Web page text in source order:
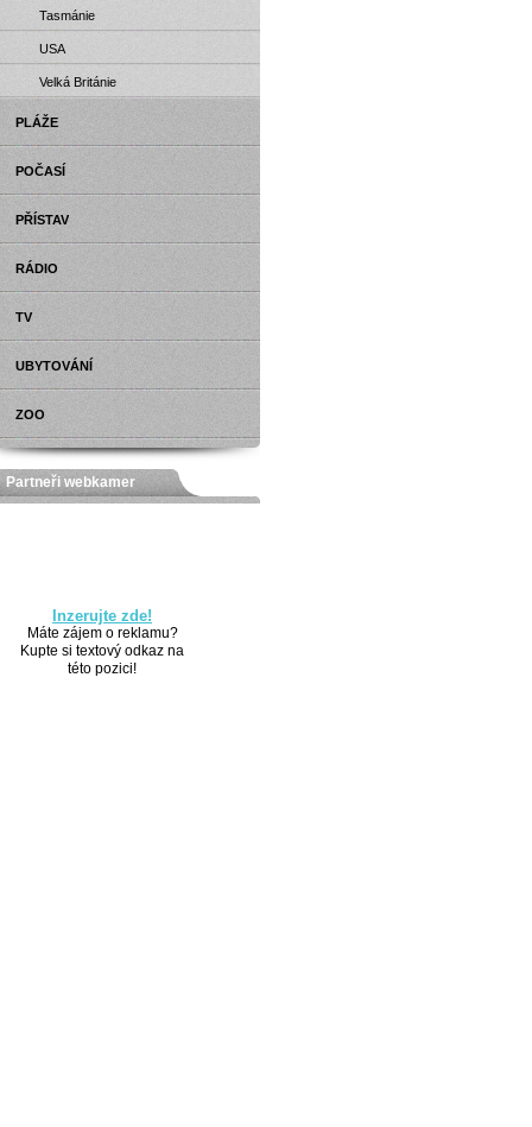
Tasmánie
USA
Velká Británie
PLÁŽE
POČASÍ
PŘÍSTAV
RÁDIO
TV
UBYTOVÁNÍ
ZOO
Partneři webkamer
Inzerujte zde!
Máte zájem o reklamu?
Kupte si textový odkaz na
této pozici!